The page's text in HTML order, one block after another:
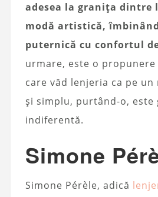
adesea la granița dintre
modă artistică,
puternică cu confortul
urmare, este o
care văd lenjeria ca pe
și simplu, purtând-o, este
indiferentă.
Simone
Simone Pérèle, adică